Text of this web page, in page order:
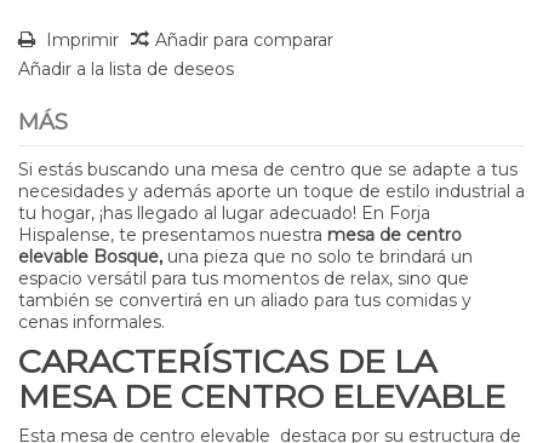
Imprimir
Añadir para comparar
Añadir a la lista de deseos
MÁS
Si estás buscando una mesa de centro que se adapte a tus
necesidades y además aporte un toque de estilo industrial a
tu hogar, ¡has llegado al lugar adecuado! En Forja
Hispalense, te presentamos nuestra mesa de centro
elevable Bosque, una pieza que no solo te brindará un
espacio versátil para tus momentos de relax, sino que
también se convertirá en un aliado para tus comidas y
cenas informales.
CARACTERÍSTICAS DE LA
MESA DE CENTRO ELEVABLE
Esta mesa de centro elevable destaca por su estructura de